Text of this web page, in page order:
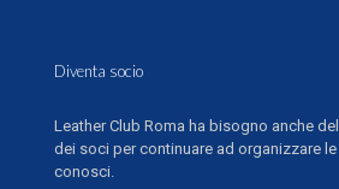
Diventa socio
Leather Club Roma ha bisogno anche
dei soci per continuare ad organizzare
conosci.